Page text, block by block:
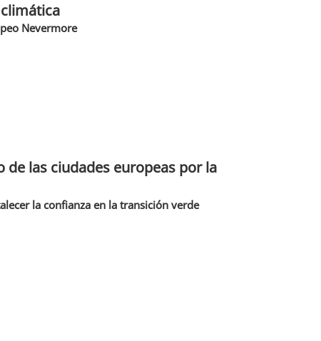
Nevermore
de las ciudades europeas por la
la confianza en la transición verde